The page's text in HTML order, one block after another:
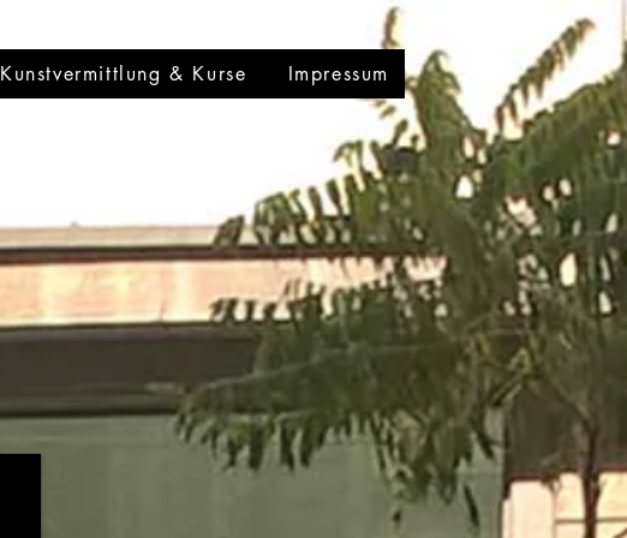
Kunstvermittlung & Kurse Impressum